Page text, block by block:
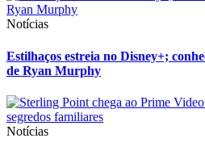
Notícias
Estilhaços estreia no Disney+;
de Ryan Murphy
Notícias